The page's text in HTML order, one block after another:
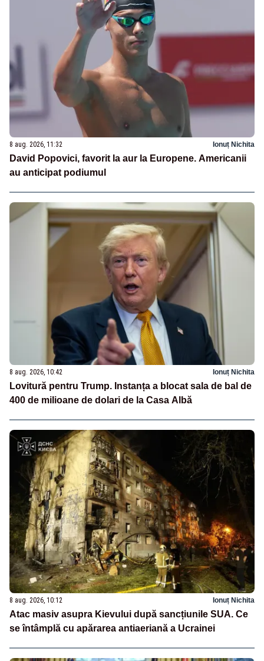
8 aug. 2026, 11:32 Ionuț Nichita
David Popovici, favorit la aur la Europene. Americanii
au anticipat podiumul
8 aug. 2026, 10:42 Ionuț Nichita
Lovitură pentru Trump. Instanța a blocat sala de bal de
400 de milioane de dolari de la Casa Albă
8 aug. 2026, 10:12 Ionuț Nichita
Atac masiv asupra Kievului după sancțiunile SUA. Ce
se întâmplă cu apărarea antiaeriană a Ucrainei